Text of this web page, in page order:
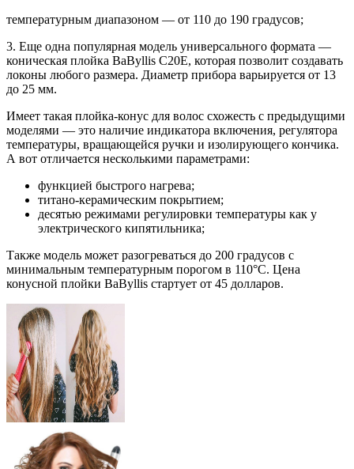
температурным диапазоном — от 110 до 190 градусов;
3. Еще одна популярная модель универсального формата —
коническая плойка BaByllis C20E, которая позволит создавать
локоны любого размера. Диаметр прибора варьируется от 13
до 25 мм.
Имеет такая плойка-конус для волос схожесть с предыдущими
моделями — это наличие индикатора включения, регулятора
температуры, вращающейся ручки и изолирующего кончика.
А вот отличается несколькими параметрами:
функцией быстрого нагрева;
титано-керамическим покрытием;
десятью режимами регулировки температуры как у
электрического кипятильника;
Также модель может разогреваться до 200 градусов с
минимальным температурным порогом в 110°C. Цена
конусной плойки BaByllis стартует от 45 долларов.